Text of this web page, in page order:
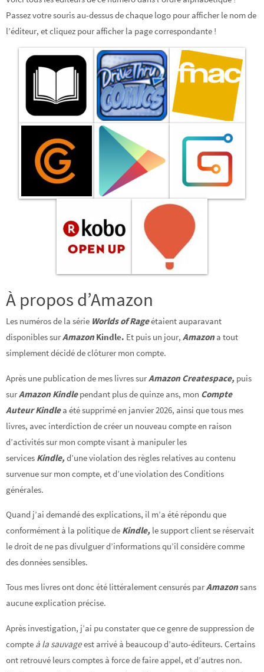
Passez votre souris au-dessus de chaque logo pour afficher le nom de
l’éditeur, et cliquez pour afficher la page correspondante !
À propos d’Amazon
Les numéros de la série Worlds of Rageétaient auparavant
disponibles surAmazon Kindle. Et puis un jour, Amazon a tout
simplement décidé de clôturer mon compte.
Après une publication de mes livres surAmazon Createspace, puis
surAmazon Kindlependant plus de quinze ans, mon Compte
Auteur Kindlea été supprimé en janvier 2026, ainsi que tous mes
livres, avec interdiction de créer un nouveau compte en raison
d’activités sur mon compte visant à manipuler les
services Kindle, d’une violation des règles relatives au contenu
survenue sur mon compte, et d’une violation des Conditions
générales.
Quand j’ai demandé des explications, il m’a été répondu que
conformément à la politique de Kindle, le support client se réservait
le droit de ne pas divulguer d’informations qu’il considère comme
des données sensibles.
Tous mes livres ont donc été littéralement censurés parAmazonsans
aucune explication précise.
Après investigation, j’ai pu constater que ce genre de suppression de
compte à la sauvageest arrivé à beaucoup d’auto-éditeurs. Certains
ont retrouvé leurs comptes à force de faire appel, et d’autres non.